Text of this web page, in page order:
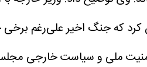
در جنگ ۴۰ روزه، بیان کرد که جنگ